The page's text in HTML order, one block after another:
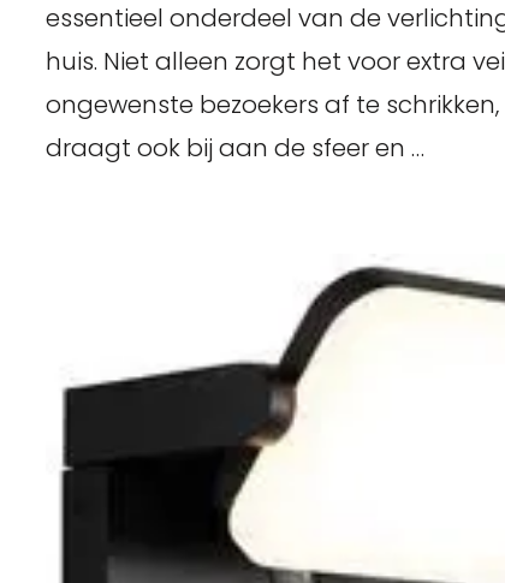
essentieel onderdeel van de
huis. Niet alleen zorgt het voor extra
ongewenste bezoekers af te
draagt ook bij aan de sfeer en …